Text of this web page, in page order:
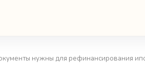
нужны для рефинансирования